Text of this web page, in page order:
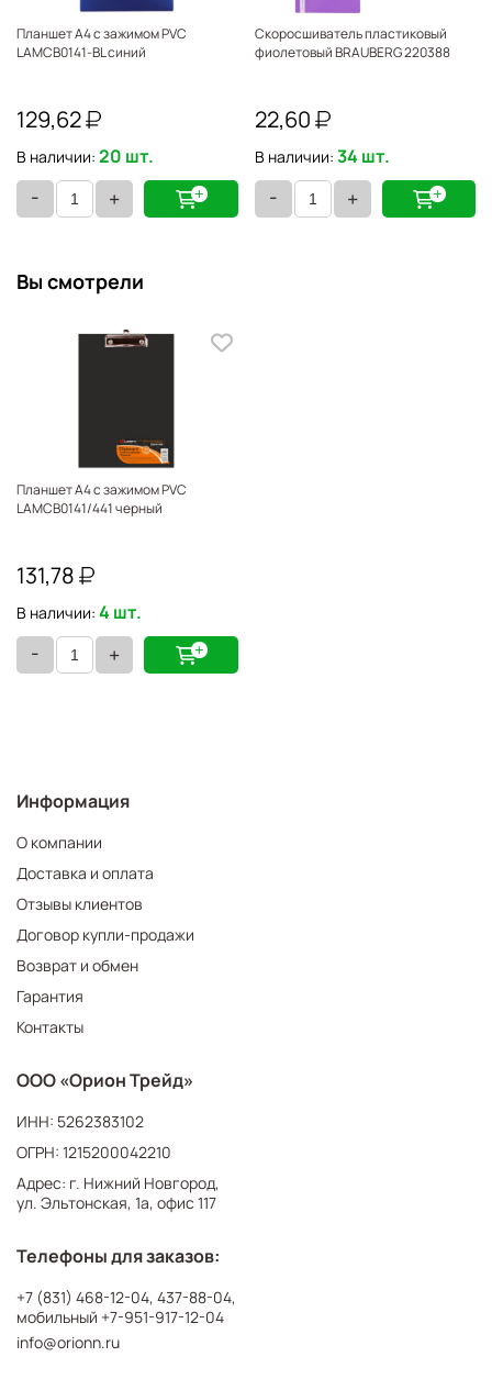
Планшет А4 с зажимом PVC
LAMCB0141-BL синий
129,62
В наличии: 20 шт.
- +
Скоросшиватель пластиковый
фиолетовый BRAUBERG 220388
22,60
В наличии: 34 шт.
- +
Вы смотрели
Планшет А4 с зажимом PVC
LAMCB0141/441 черный
131,78
В наличии: 4 шт.
- +
Информация
О компании
Доставка и оплата
Отзывы клиентов
Договор купли-продажи
Возврат и обмен
Гарантия
Контакты
ООО «Орион Трейд»
ИНН: 5262383102
ОГРН: 1215200042210
Адрес: г. Нижний Новгород,
ул. Эльтонская, 1а, офис 117
Телефоны для заказов:
+7 (831) 468-12-04, 437-88-04,
мобильный +7-951-917-12-04
info@orionn.ru